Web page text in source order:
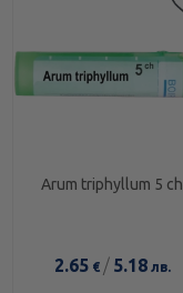
Arum triphyllum 5 ch
2.65€ / 5.18лв.